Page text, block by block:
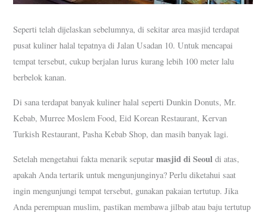
Seperti telah dijelaskan sebelumnya, di sekitar area masjid terdapat
pusat kuliner halal tepatnya di Jalan Usadan 10. Untuk mencapai
tempat tersebut, cukup berjalan lurus kurang lebih 100 meter lalu
berbelok kanan.
Di sana terdapat banyak kuliner halal seperti Dunkin Donuts, Mr.
Kebab, Murree Moslem Food, Eid Korean Restaurant, Kervan
Turkish Restaurant, Pasha Kebab Shop, dan masih banyak lagi.
Setelah mengetahui fakta menarik seputarmasjid di Seoul di atas,
apakah Anda tertarik untuk mengunjunginya? Perlu diketahui saat
ingin mengunjungi tempat tersebut, gunakan pakaian tertutup. Jika
Anda perempuan muslim, pastikan membawa jilbab atau baju tertutup